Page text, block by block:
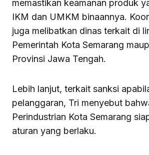
memastikan keamanan produk
IKM dan UMKM binaannya.
juga melibatkan dinas terkait di
Pemerintah Kota Semarang
Provinsi Jawa Tengah.
Lebih lanjut, terkait sanksi
pelanggaran, Tri menyebut
Perindustrian Kota Semarang
aturan yang berlaku.